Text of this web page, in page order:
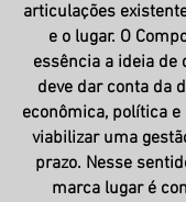
articulações
e o lugar. O
essência a ideia de
deve dar conta da
econômica, política
viabilizar uma
prazo. Nesse
marca lugar é